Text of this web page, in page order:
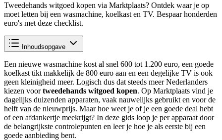
Tweedehands witgoed kopen via Marktplaats? Ontdek waar je op
moet letten bij een wasmachine, koelkast en TV. Bespaar honderden
euro's met deze checklist.
Inhoudsopgave
Een nieuwe wasmachine kost al snel 600 tot 1.200 euro, een goede
koelkast tikt makkelijk de 800 euro aan en een degelijke TV is ook
geen kleinigheid meer. Logisch dus dat steeds meer Nederlanders
kiezen voortweedehands witgoed kopen. Op Marktplaats vind je
dagelijks duizenden apparaten, vaak nauwelijks gebruikt en voor de
helft van de nieuwprijs. Maar hoe weet je of je een goede deal hebt
of een afdankertje meekrijgt? In deze gids loop je per apparaat door
de belangrijkste controlepunten en leer je hoe je als eerste bij een
goede aanbieding bent.